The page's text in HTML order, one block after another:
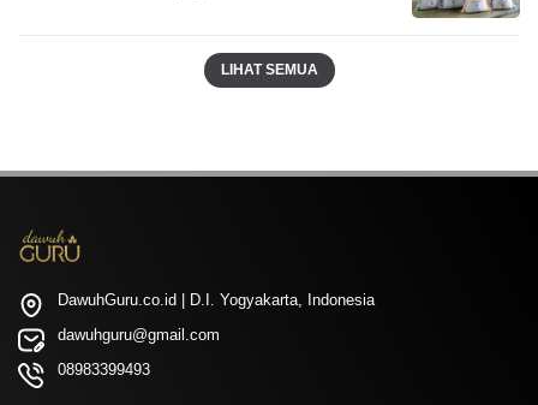
LIHAT SEMUA
DawuhGuru.co.id | D.I. Yogyakarta, Indonesia
dawuhguru@gmail.com
08983399493